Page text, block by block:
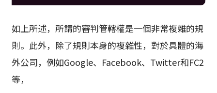
如上所述，所謂的審判管轄權是一個非常複雜的規
則。此外，除了規則本身的複雜性，對於具體的海
外公司，例如Google、Facebook、Twitter和FC2
等，